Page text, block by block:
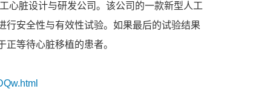
心脏设计与研发公司。该公司的一款新型人工
行安全性与有效性试验。如果最后的试验结果
等待心脏移植的患者。